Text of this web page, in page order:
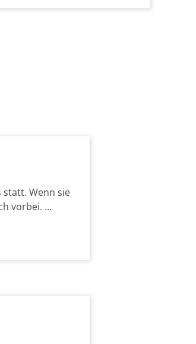
statt. Wenn sie
vorbei. ...